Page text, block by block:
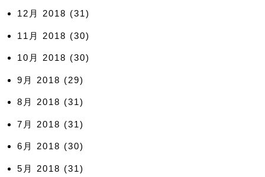
12月 2018 (31)
11月 2018 (30)
10月 2018 (30)
9月 2018 (29)
8月 2018 (31)
7月 2018 (31)
6月 2018 (30)
5月 2018 (31)